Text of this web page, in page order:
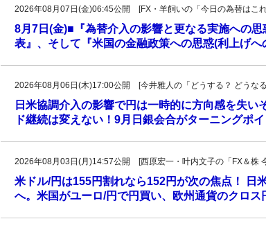
2026年08月07日(金)06:45公開 [FX・羊飼いの「今日の為替はこ
8月7日(金)■『為替介入の影響と更なる実施への
表』、そして『米国の金融政策への思惑(利上げへ
2026年08月06日(木)17:00公開 [今井雅人の「どうする？ どうな
日米協調介入の影響で円は一時的に方向感を失い
ド継続は変えない！9月日銀会合がターニングポ
2026年08月03日(月)14:57公開 [西原宏一・叶内文子の「FX＆株
米ドル/円は155円割れなら152円が次の焦点！ 日
へ。米国がユーロ/円で円買い、欧州通貨のクロス